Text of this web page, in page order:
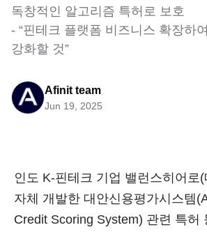
독창적인 알고리즘 특허로 보호
- “핀테크 플랫폼 비즈니스 확장하
강화할 것”
Afinit team
Jun 19, 2025
인도 K-핀테크 기업 밸런스히어로
자체 개발한 대안신용평가시스템
Credit Scoring System) 관련 특허